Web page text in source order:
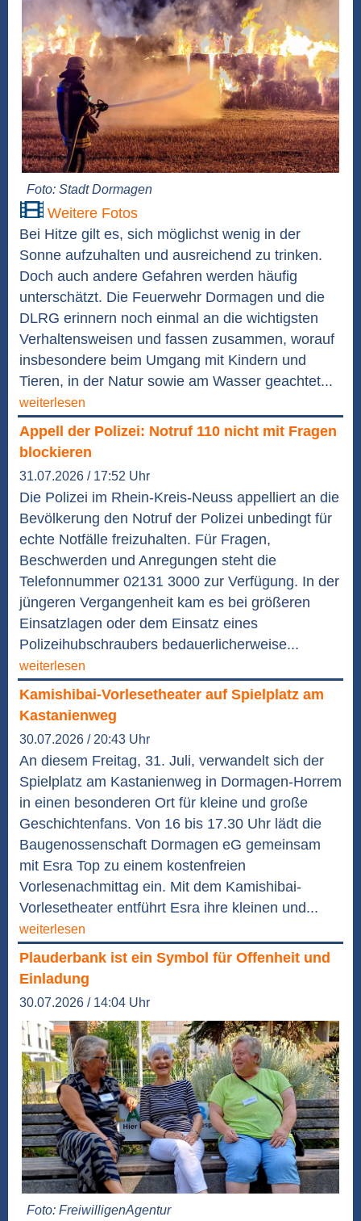
Foto: Stadt Dormagen
Weitere Fotos
Bei Hitze gilt es, sich möglichst wenig in der
Sonne aufzuhalten und ausreichend zu trinken.
Doch auch andere Gefahren werden häufig
unterschätzt. Die Feuerwehr Dormagen und die
DLRG erinnern noch einmal an die wichtigsten
Verhaltensweisen und fassen zusammen, worauf
insbesondere beim Umgang mit Kindern und
Tieren, in der Natur sowie am Wasser geachtet...
weiterlesen
Appell der Polizei: Notruf 110 nicht mit Fragen
blockieren
31.07.2026 / 17:52 Uhr
Die Polizei im Rhein-Kreis-Neuss appelliert an die
Bevölkerung den Notruf der Polizei unbedingt für
echte Notfälle freizuhalten. Für Fragen,
Beschwerden und Anregungen steht die
Telefonnummer 02131 3000 zur Verfügung. In der
jüngeren Vergangenheit kam es bei größeren
Einsatzlagen oder dem Einsatz eines
Polizeihubschraubers bedauerlicherweise...
weiterlesen
Kamishibai-Vorlesetheater auf Spielplatz am
Kastanienweg
30.07.2026 / 20:43 Uhr
An diesem Freitag, 31. Juli, verwandelt sich der
Spielplatz am Kastanienweg in Dormagen-Horrem
in einen besonderen Ort für kleine und große
Geschichtenfans. Von 16 bis 17.30 Uhr lädt die
Baugenossenschaft Dormagen eG gemeinsam
mit Esra Top zu einem kostenfreien
Vorlesenachmittag ein. Mit dem Kamishibai-
Vorlesetheater entführt Esra ihre kleinen und...
weiterlesen
Plauderbank ist ein Symbol für Offenheit und
Einladung
30.07.2026 / 14:04 Uhr
Foto: FreiwilligenAgentur